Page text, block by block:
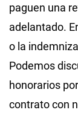
paguen una
adelantado.
o la
Podemos
honorarios
contrato con